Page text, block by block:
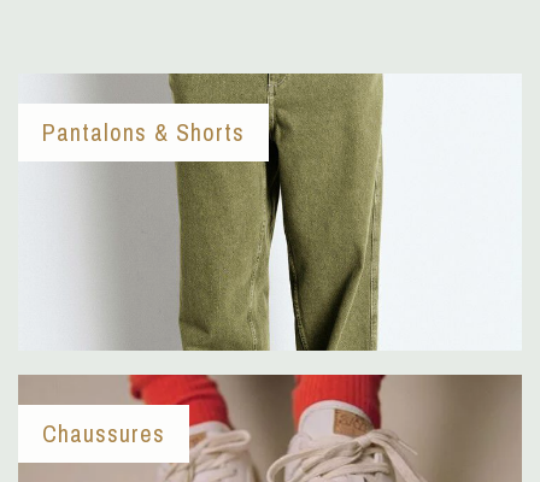
Pantalons & Shorts
Chaussures